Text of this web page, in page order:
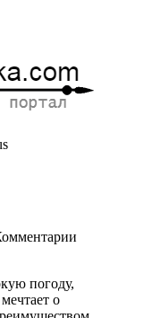
погоду,
о